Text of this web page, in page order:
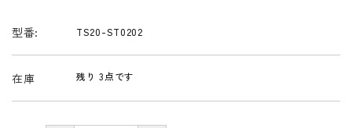
型番: TS20-ST0202
在庫 残り 3点です